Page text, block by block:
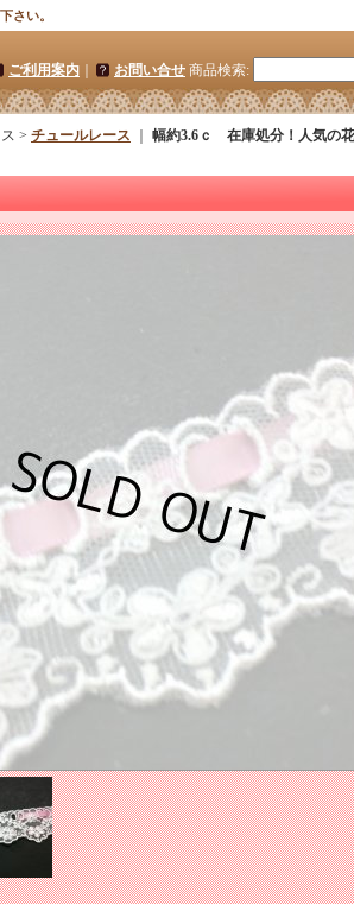
さい。
ご利用案内 お問い合せ 商品検索:
> チュールレース
幅約3.6ｃ 在庫処分！人気の